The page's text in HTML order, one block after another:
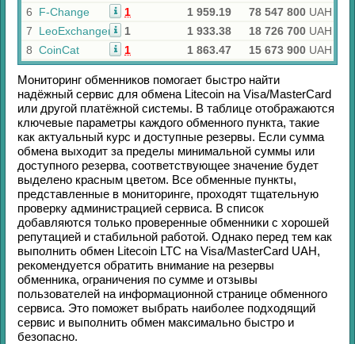
6
F-Change 1 1 959.19 78 547 800 UAH
7
LeoExchanger 1 1 933.38 18 726 700 UAH
8 CoinCat 1 1 863.47 15 673 900 UAH
Мониторинг обменников помогает быстро найти
надёжный сервис для обмена Litecoin на Visa/MasterCard
или другой платёжной системы. В таблице отображаются
ключевые параметры каждого обменного пункта, такие
как актуальный курс и доступные резервы. Если сумма
обмена выходит за пределы минимальной суммы или
доступного резерва, соответствующее значение будет
выделено красным цветом. Все обменные пункты,
представленные в мониторинге, проходят тщательную
проверку администрацией сервиса. В список
добавляются только проверенные обменники с хорошей
репутацией и стабильной работой. Однако перед тем как
выполнить обмен Litecoin LTC на Visa/MasterCard UAH,
рекомендуется обратить внимание на резервы
обменника, ограничения по сумме и отзывы
пользователей на информационной странице обменного
сервиса. Это поможет выбрать наиболее подходящий
сервис и выполнить обмен максимально быстро и
безопасно.